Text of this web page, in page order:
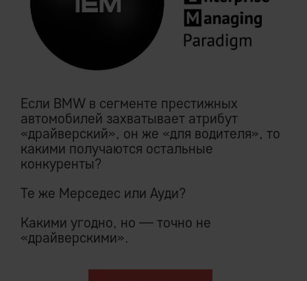
Если BMW в сегменте престижных
автомобилей захватывает атрибут
«драйверский», он же «для водителя», то
какими получаются остальные
конкуренты?
Те же Мерседес или Ауди?
Какими угодно, но — точно не
«драйверскими».